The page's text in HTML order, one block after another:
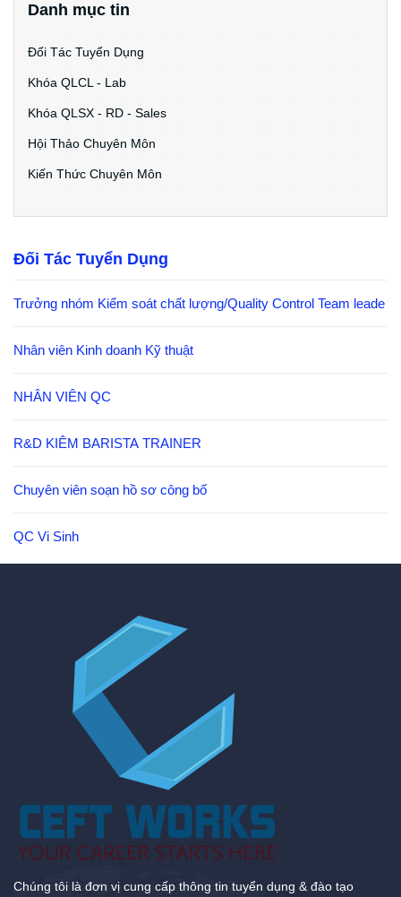
Danh mục tin
Đối Tác Tuyển Dụng
Khóa QLCL - Lab
Khóa QLSX - RD - Sales
Hội Thảo Chuyên Môn
Kiến Thức Chuyên Môn
Đối Tác Tuyển Dụng
Trưởng nhóm Kiểm soát chất lượng/Quality Control Team leade
Nhân viên Kinh doanh Kỹ thuật
NHÂN VIÊN QC
R&D KIÊM BARISTA TRAINER
Chuyên viên soạn hồ sơ công bố
QC Vi Sinh
Chúng tôi là đơn vị cung cấp thông tin tuyển dụng & đào tạo